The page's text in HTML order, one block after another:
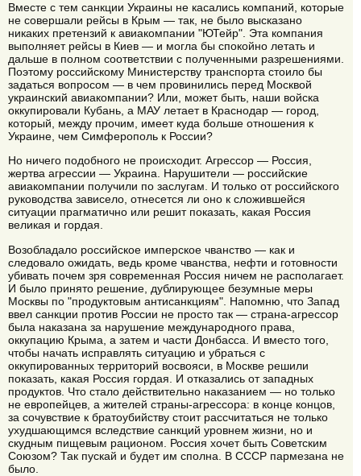
Вместе с тем санкции Украины не касались компаний, которые
не совершали рейсы в Крым — так, не было высказано
никаких претензий к авиакомпании "ЮТейр". Эта компания
выполняет рейсы в Киев — и могла бы спокойно летать и
дальше в полном соответствии с полученными разрешениями.
Поэтому российскому Министерству транспорта стоило бы
задаться вопросом — в чем провинились перед Москвой
украинский авиакомпании? Или, может быть, наши войска
оккупировали Кубань, а МАУ летает в Краснодар — город,
который, между прочим, имеет куда больше отношения к
Украине, чем Симферополь к России?
Но ничего подобного не происходит. Агрессор — Россия,
жертва агрессии — Украина. Нарушители — российские
авиакомпании получили по заслугам. И только от российского
руководства зависело, отнесется ли оно к сложившейся
ситуации прагматично или решит показать, какая Россия
великая и гордая.
Возобладало российское имперское чванство — как и
следовало ожидать, ведь кроме чванства, нефти и готовности
убивать почем зря современная Россия ничем не располагает.
И было принято решение, дублирующее безумные меры
Москвы по "продуктовым антисанкциям". Напомню, что Запад
ввел санкции против России не просто так — страна-агрессор
была наказана за нарушение международного права,
оккупацию Крыма, а затем и части Донбасса. И вместо того,
чтобы начать исправлять ситуацию и убраться с
оккупированных территорий восвояси, в Москве решили
показать, какая Россия гордая. И отказались от западных
продуктов. Что стало действительно наказанием — но только
не европейцев, а жителей страны-агрессора: в конце концов,
за сочувствие к братоубийству стоит рассчитаться не только
ухудшающимся вследствие санкций уровнем жизни, но и
скудным пищевым рационом. Россия хочет быть Советским
Союзом? Так пускай и будет им сполна. В СССР пармезана не
было.